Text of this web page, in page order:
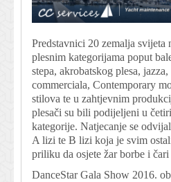
Predstavnici 20 zemalja svijeta
plesnim kategorijama poput
stepa, akrobatskog plesa,
commerciala, Contemporary
stilova te u zahtjevnim
plesači su bili podijeljeni u
kategorije. Natjecanje se
A lizi te B lizi koja je svim
priliku da osjete žar borbe i čari
DanceStar Gala Show 2016.